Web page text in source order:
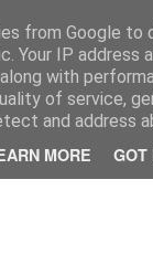
from Google to
Your IP address
with
of service,
and address
MORE GOT
Giava Road